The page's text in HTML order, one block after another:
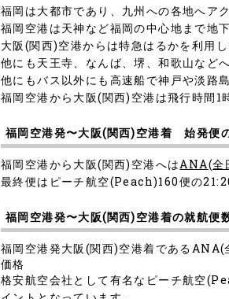
福岡は大都市であり、九州への各地へア
福岡空港は天神など福岡の中心地まで地
大阪(関西)空港からは特急はるかを利用
他にも天王寺、なんば、堺、和歌山など
他にもバス以外にも高速船で神戸や淡路
福岡空港から大阪(関西)空港は飛行時間
福岡空港発〜大阪(関西)空港着 始発便
福岡空港から大阪(関西)空港へはANA(全
最終便はピーチ航空(Peach)160便の
福岡空港発〜大阪(関西)空港着の就航便
福岡空港発大阪(関西)空港着である
価格
格安航空会社として有名なピーチ航空